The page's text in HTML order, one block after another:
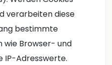
verarbeiten diese
bestimmte
wie Browser- und
IP-Adresswerte.